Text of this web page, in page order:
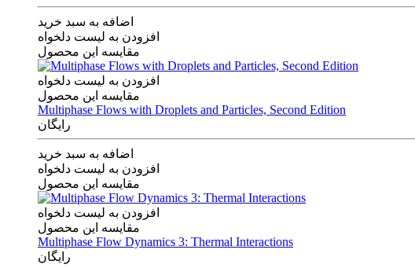
اضافه به سبد خرید
افزودن به لیست دلخواه
مقایسه این محصول
افزودن به لیست دلخواه
مقایسه این محصول
Multiphase Flows with Droplets and Particles, Second Edition
رایگان
اضافه به سبد خرید
افزودن به لیست دلخواه
مقایسه این محصول
افزودن به لیست دلخواه
مقایسه این محصول
Multiphase Flow Dynamics 3: Thermal Interactions
رایگان